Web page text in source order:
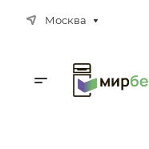
Москва